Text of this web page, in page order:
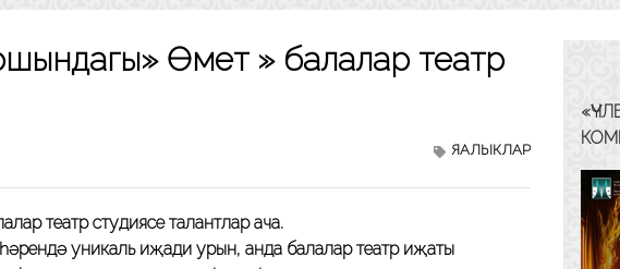
Өмет » балалар театр
ЯҢАЛЫКЛАР
театр студиясе талантлар ача.
уникаль иҗади урын, анда балалар театр иҗаты